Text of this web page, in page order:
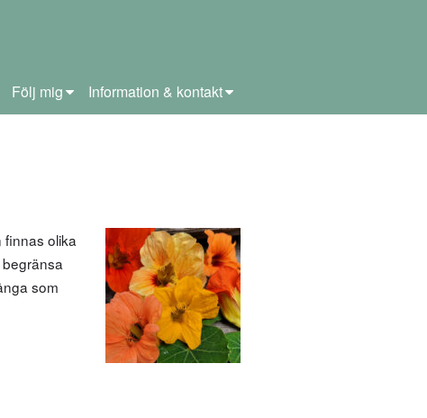
Följ mig Information & kontakt
finnas olika
som